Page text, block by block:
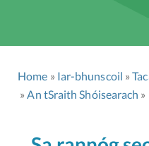
Home Iar-bhunscoil
An tSraith Shóisearach